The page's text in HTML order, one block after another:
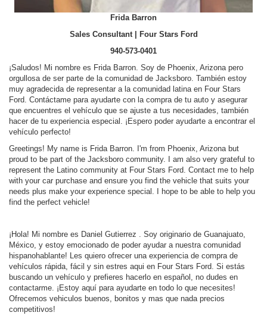
Frida Barron
Sales Consultant | Four Stars Ford
940-573-0401
¡Saludos! Mi nombre es Frida Barron. Soy de Phoenix, Arizona pero
orgullosa de ser parte de la comunidad de Jacksboro. También estoy
muy agradecida de representar a la comunidad latina en Four Stars
Ford. Contáctame para ayudarte con la compra de tu auto y asegurar
que encuentres el vehículo que se ajuste a tus necesidades, también
hacer de tu experiencia especial. ¡Espero poder ayudarte a encontrar el
vehículo perfecto!
Greetings! My name is Frida Barron. I'm from Phoenix, Arizona but
proud to be part of the Jacksboro community. I am also very grateful to
represent the Latino community at Four Stars Ford. Contact me to help
with your car purchase and ensure you find the vehicle that suits your
needs plus make your experience special. I hope to be able to help you
find the perfect vehicle!
¡Hola! Mi nombre es Daniel Gutierrez . Soy originario de Guanajuato,
México, y estoy emocionado de poder ayudar a nuestra comunidad
hispanohablante! Les quiero ofrecer una experiencia de compra de
vehículos rápida, fácil y sin estres aqui en Four Stars Ford. Si estás
buscando un vehículo y prefieres hacerlo en español, no dudes en
contactarme. ¡Estoy aquí para ayudarte en todo lo que necesites!
Ofrecemos vehiculos buenos, bonitos y mas que nada precios
competitivos!